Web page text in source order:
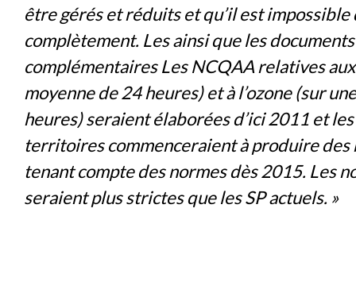
être gérés et réduits et qu’il est
complètement. Les ainsi que les documents
complémentaires Les NCQAA relatives
moyenne de 24 heures) et à l’ozone (sur
heures) seraient élaborées d’ici 2011 et
territoires commenceraient à produire des
tenant compte des normes dès 2015. Les
seraient plus strictes que les SP actuels. »